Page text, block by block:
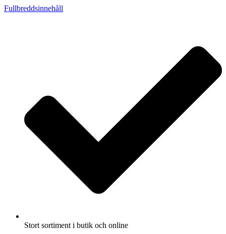
Fullbreddsinnehåll
Stort sortiment i butik och online